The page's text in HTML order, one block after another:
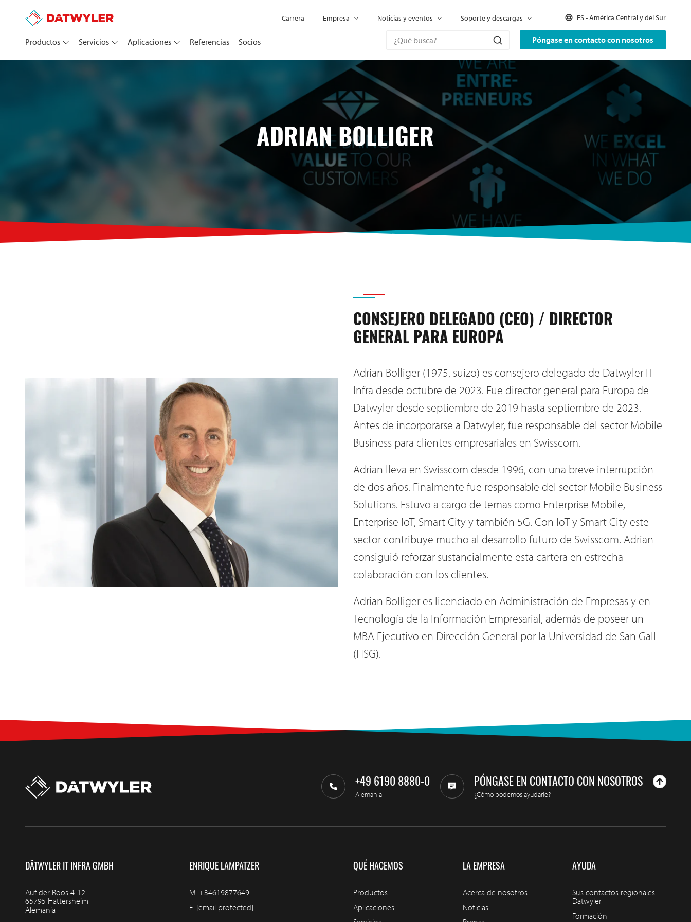
Póngase en contacto con nosotros
Productos Servicios Aplicaciones Referencias Socios
Carrera Empresa Noticias y eventos Soporte y descargas ES - América Central y del Sur
ADRIAN BOLLIGER
CONSEJERO DELEGADO (CEO) / DIRECTOR
GENERAL PARA EUROPA
Adrian Bolliger (1975, suizo) es consejero delegado de Datwyler IT
Infra desde octubre de 2023. Fue director general para Europa de
Datwyler desde septiembre de 2019 hasta septiembre de 2023.
Antes de incorporarse a Datwyler, fue responsable del sector Mobile
Business para clientes empresariales en Swisscom.
Adrian lleva en Swisscom desde 1996, con una breve interrupción
de dos años. Finalmente fue responsable del sector Mobile Business
Solutions. Estuvo a cargo de temas como Enterprise Mobile,
Enterprise IoT, Smart City y también 5G. Con IoT y Smart City este
sector contribuye mucho al desarrollo futuro de Swisscom. Adrian
consiguió reforzar sustancialmente esta cartera en estrecha
colaboración con los clientes.
Adrian Bolliger es licenciado en Administración de Empresas y en
Tecnología de la Información Empresarial, además de poseer un
MBA Ejecutivo en Dirección General por la Universidad de San Gall
(HSG).
+49 6190 8880-0
Alemania
PÓNGASE EN CONTACTO CON NOSOTROS
¿Cómo podemos ayudarle?
DÄTWYLER IT INFRA GMBH
Auf der Roos 4-12
65795 Hattersheim
Alemania
ENRIQUE LAMPATZER
M. +34619877649
E. [email protected]
QUÉ HACEMOS
Productos
Aplicaciones
LA EMPRESA
Acerca de nosotros
Noticias
AYUDA
Sus contactos regionales
Datwyler
Formación